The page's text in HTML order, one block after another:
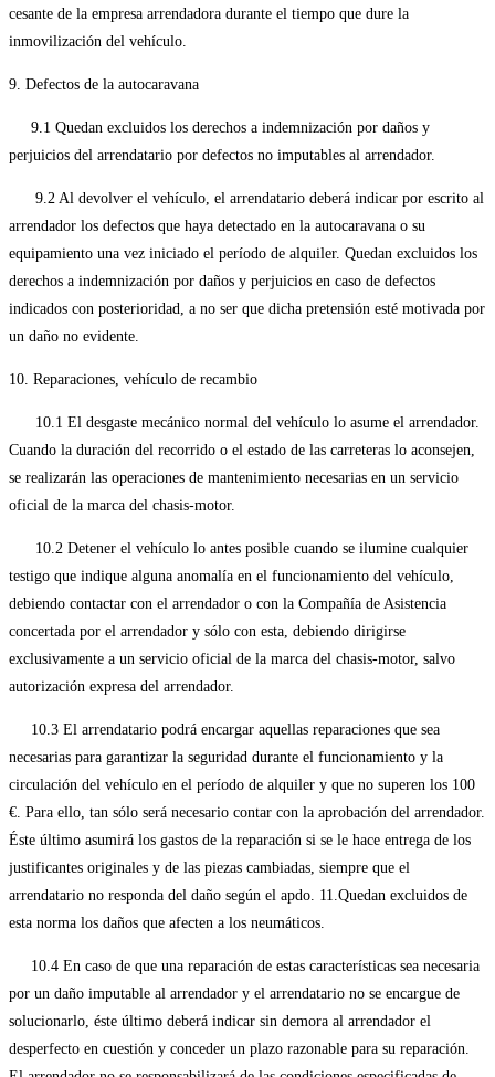
cesante de la empresa arrendadora durante el tiempo que dure la
inmovilización del vehículo.
9. Defectos de la autocaravana
9.1 Quedan excluidos los derechos a indemnización por daños y
perjuicios del arrendatario por defectos no imputables al arrendador.
9.2 Al devolver el vehículo, el arrendatario deberá indicar por escrito al
arrendador los defectos que haya detectado en la autocaravana o su
equipamiento una vez iniciado el período de alquiler. Quedan excluidos los
derechos a indemnización por daños y perjuicios en caso de defectos
indicados con posterioridad, a no ser que dicha pretensión esté motivada por
un daño no evidente.
10. Reparaciones, vehículo de recambio
10.1 El desgaste mecánico normal del vehículo lo asume el arrendador.
Cuando la duración del recorrido o el estado de las carreteras lo aconsejen,
se realizarán las operaciones de mantenimiento necesarias en un servicio
oficial de la marca del chasis-motor.
10.2 Detener el vehículo lo antes posible cuando se ilumine cualquier
testigo que indique alguna anomalía en el funcionamiento del vehículo,
debiendo contactar con el arrendador o con la Compañía de Asistencia
concertada por el arrendador y sólo con esta, debiendo dirigirse
exclusivamente a un servicio oficial de la marca del chasis-motor, salvo
autorización expresa del arrendador.
10.3 El arrendatario podrá encargar aquellas reparaciones que sea
necesarias para garantizar la seguridad durante el funcionamiento y la
circulación del vehículo en el período de alquiler y que no superen los 100
€. Para ello, tan sólo será necesario contar con la aprobación del arrendador.
Éste último asumirá los gastos de la reparación si se le hace entrega de los
justificantes originales y de las piezas cambiadas, siempre que el
arrendatario no responda del daño según el apdo. 11.Quedan excluidos de
esta norma los daños que afecten a los neumáticos.
10.4 En caso de que una reparación de estas características sea necesaria
por un daño imputable al arrendador y el arrendatario no se encargue de
solucionarlo, éste último deberá indicar sin demora al arrendador el
desperfecto en cuestión y conceder un plazo razonable para su reparación.